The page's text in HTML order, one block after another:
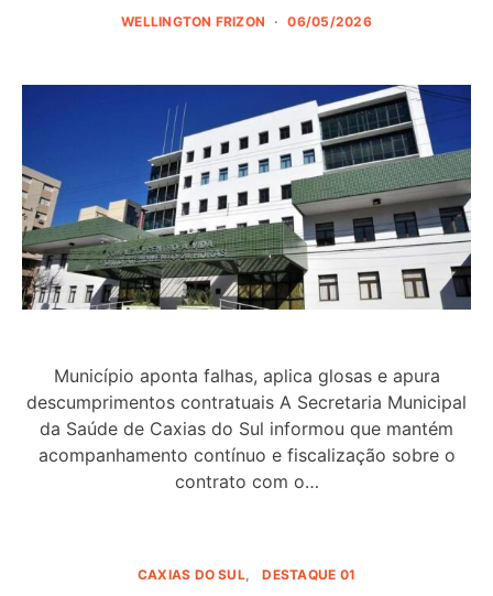
WELLINGTON FRIZON 06/05/2026
Município aponta falhas, aplica glosas e apura
descumprimentos contratuais A Secretaria Municipal
da Saúde de Caxias do Sul informou que mantém
acompanhamento contínuo e fiscalização sobre o
contrato com o…
CAXIAS DO SUL DESTAQUE 01